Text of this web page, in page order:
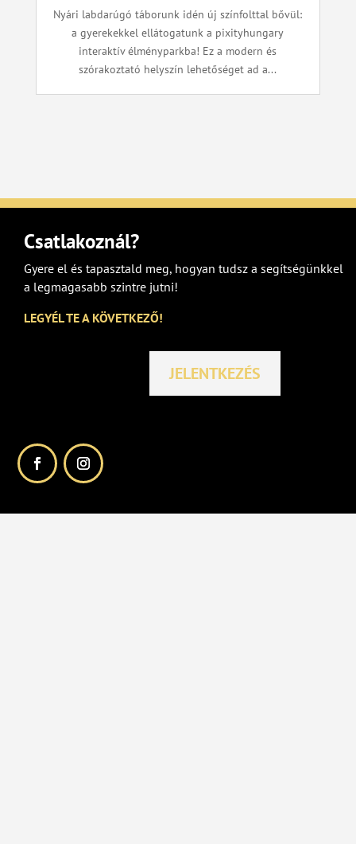
Nyári labdarúgó táborunk idén új színfolttal bővül:
a gyerekekkel ellátogatunk a pixityhungary
interaktív élményparkba! Ez a modern és
szórakoztató helyszín lehetőséget ad a...
Csatlakoznál?
Gyere el és tapasztald meg, hogyan tudsz a segítségünkkel
a legmagasabb szintre jutni!
LEGYÉL TE A KÖVETKEZŐ!
JELENTKEZÉS